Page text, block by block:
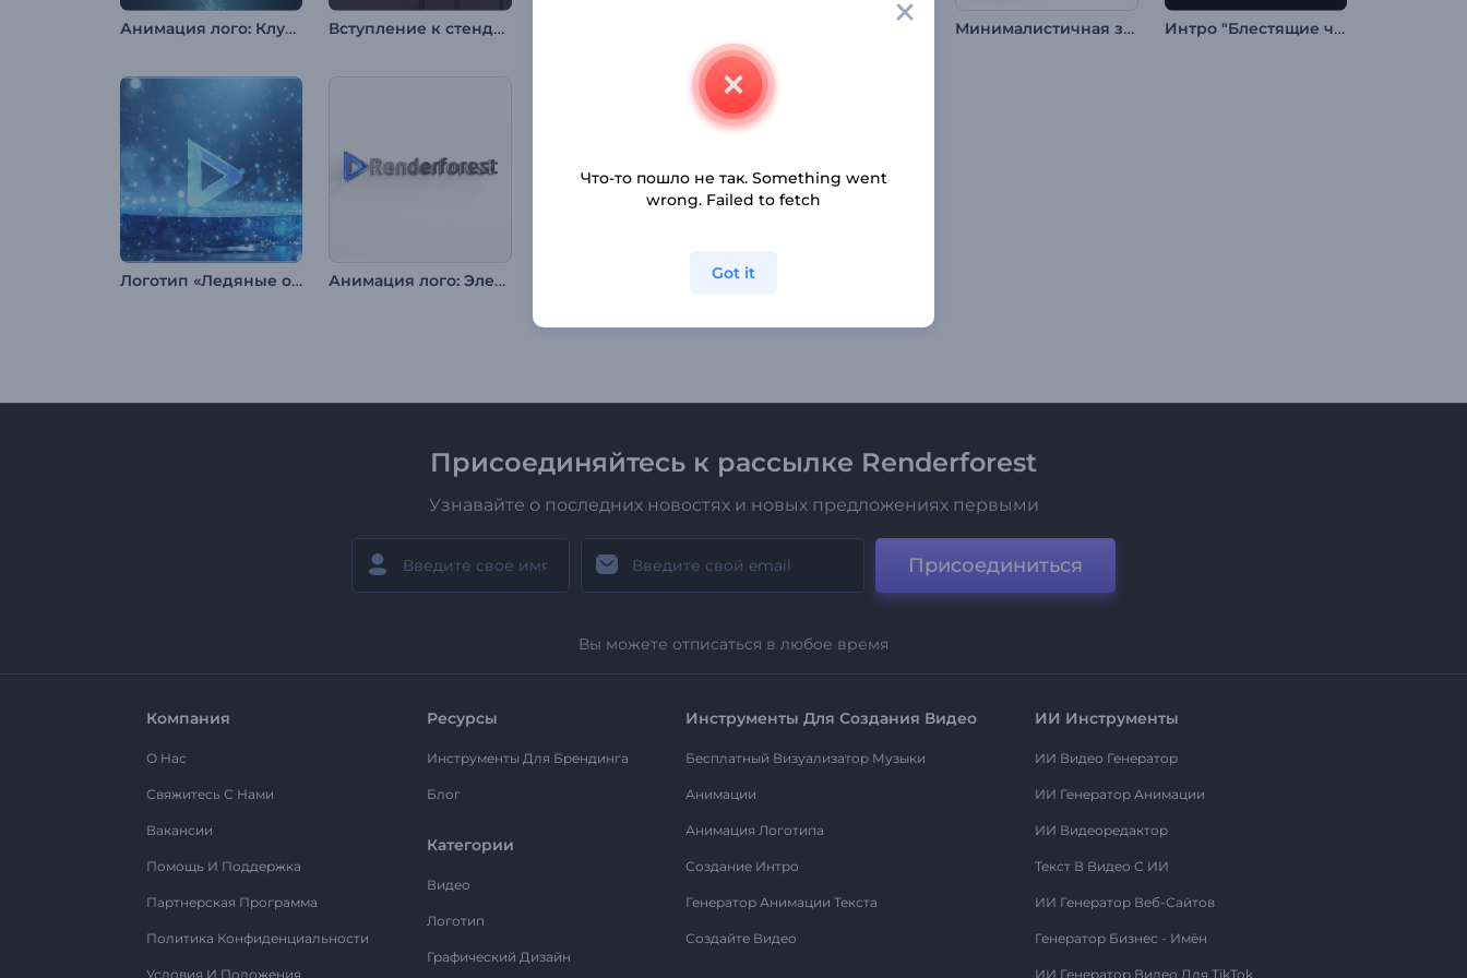
Анимация лого: Клубы звездной пыли Вступление к стендап-шоу Минималистичная заставка с логотипом Интро "Блестящие частицы пламени"
Логотип «Ледяные осколки» Анимация лого: Элегантный блеск Быстрая интро заставка для бизнеса
Присоединяйтесь к рассылке Renderforest
Узнавайте о последних новостях и новых предложениях первыми
Присоединиться
Вы можете отписаться в любое время
Компания
О Нас
Свяжитесь С Нами
Вакансии
Помощь И Поддержка
Партнерская Программа
Политика Конфиденциальности
Условия И Положения
Ресурсы
Инструменты Для Брендинга
Блог
Категории
Видео
Логотип
Графический Дизайн
Инструменты Для Создания Видео
Бесплатный Визуализатор Музыки
Анимации
Анимация Логотипа
Создание Интро
Генератор Анимации Текста
Создайте Видео
ИИ Инструменты
ИИ Видео Генератор
ИИ Генератор Анимации
ИИ Видеоредактор
Текст В Видео С ИИ
ИИ Генератор Веб-Сайтов
Генератор Бизнес - Имён
ИИ Генератор Видео Для TikTok
Что-то пошло не так. Something went
wrong. Failed to fetch
Got it